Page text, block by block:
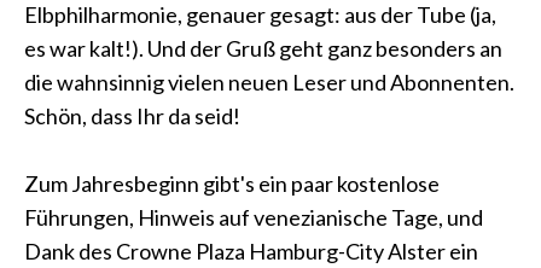
Elbphilharmonie, genauer gesagt: aus der Tube (ja,
es war kalt!). Und der Gruß geht ganz besonders an
die wahnsinnig vielen neuen Leser und Abonnenten.
Schön, dass Ihr da seid!
Zum Jahresbeginn gibt's ein paar kostenlose
Führungen, Hinweis auf venezianische Tage, und
Dank des Crowne Plaza Hamburg-City Alster ein